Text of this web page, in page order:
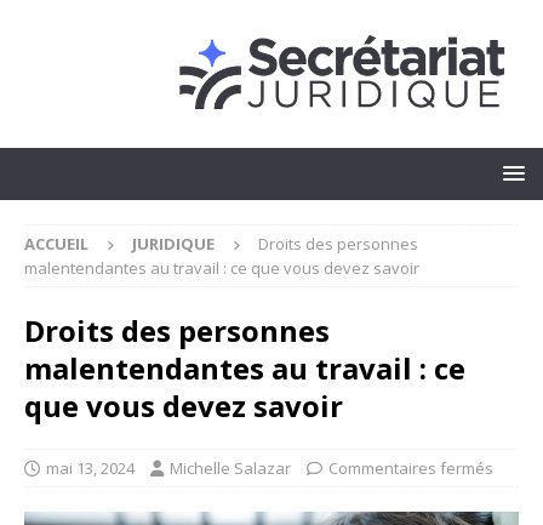
ACCUEIL JURIDIQUE
Droits des personnes
malentendantes au travail : ce que vous devez savoir
Droits des personnes
malentendantes au travail : ce
que vous devez savoir
mai 13, 2024 Michelle Salazar Commentaires fermés